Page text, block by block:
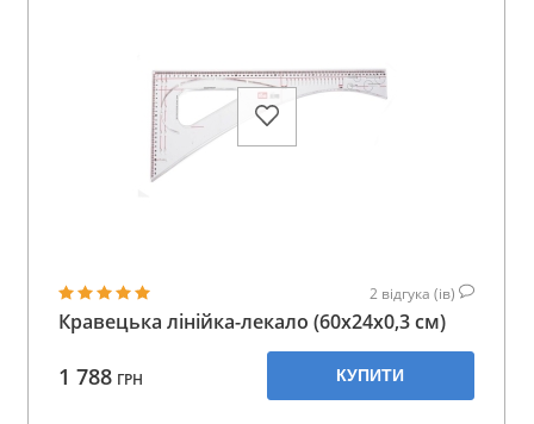
2 відгука (ів)
Кравецька лінійка-лекало (60х24х0,3 см)
1 788 ГРН КУПИТИ